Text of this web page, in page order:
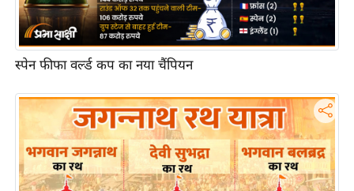
प
र
स
मी
क्षा
र्म
ज्यो
ति
स्पेन फीफा वर्ल्ड कप का नया चैंपियन